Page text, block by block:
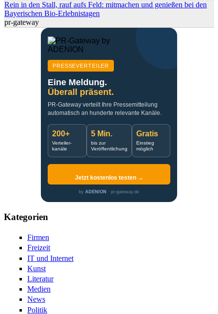
Rein in den Stall, rauf aufs Feld: mitmachen und genießen bei den
Bayerischen Bio-Erlebnistagen
pr-gateway
PRESSEVERTEILER
Eine Meldung.
Überall präsent.
PR-Gateway verteilt Ihre Pressemitteilung
automatisch an hunderte relevante Kanäle.
200+
Verteiler-
kanäle
5 Min.
bis zur
Veröffentlichung
Gratis
Einstieg
möglich
Jetzt kostenlos testen →
by ADENION · pr-gateway.de
Kategorien
Firmen
Freizeit
IT und Internet
Kunst
Literatur
Medien
News
Politik